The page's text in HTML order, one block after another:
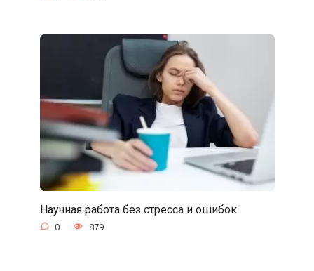
Научная работа без стресса и ошибок
0 879